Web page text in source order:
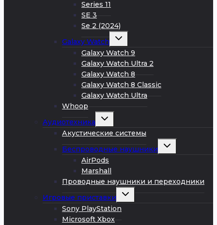
Series 11
SE 3
Se 2 (2024)
Galaxy Watch
Развернуть
меню
Galaxy Watch 9
Galaxy Watch Ultra 2
Galaxy Watch 8
Galaxy Watch 8 Classic
Galaxy Watch Ultra
Whoop
Аудиотехника
Развернуть
меню
Акустические системы
Беспроводные наушники
Развернуть
AirPods
Marshall
Проводные наушники и переходники
Игровые приставки
Развернуть
меню
Sony PlayStation
Microsoft Xbox